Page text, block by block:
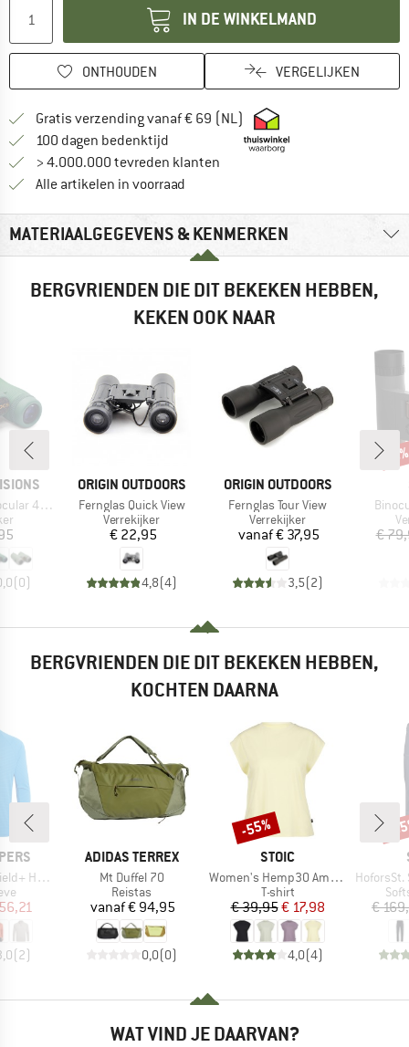
IN DE WINKELMAND
ONTHOUDEN VERGELIJKEN
Gratis verzending vanaf € 69 (NL) Vind hier de
100 dagen bedenktijd Vind de betalingsinformatie hier!
> 4.000.000 tevreden klanten
Alle artikelen in voorraad
MATERIAALGEGEVENS & KENMERKEN
BERGVRIENDEN DIE DIT BEKEKEN HEBBEN,
KEKEN OOK NAAR
42mm
(0)
MERK
ORIGIN OUTDOORS
Artikel
Fernglas Quick View
Productgroep
Verrekijker
Prijs
€ 22,95
4,8(4)
MERK
ORIGIN OUTDOORS
Artikel
Fernglas Tour View
Productgroep
Verrekijker
Prijs
vanaf€ 37,95
3,5(2)
Artikel
€
-
BERGVRIENDEN DIE DIT BEKEKEN HEBBEN,
KOCHTEN DAARNA
Zip Top
prijs
(2)
MERK
ADIDAS TERREX
Artikel
Mt Duffel 70
Productgroep
Reistas
Prijs
vanaf€ 94,95
0,0(0)
MERK
STOIC
Artikel
Women's Hemp30 AmalSt. Top II
Productgroep
T-shirt
Prijs
€ 39,95Verlaagde prijs
€ 17,98
4,0(4)
Korting
-55%
Artikel
HoforsSt.
€
-
WAT VIND JE DAARVAN?